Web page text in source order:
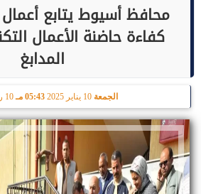
محافظ أسيوط يتابع
كفاءة حاضنة الأعمال
المدابغ
الجمعة 05:43 مـ 10 رجب 1446